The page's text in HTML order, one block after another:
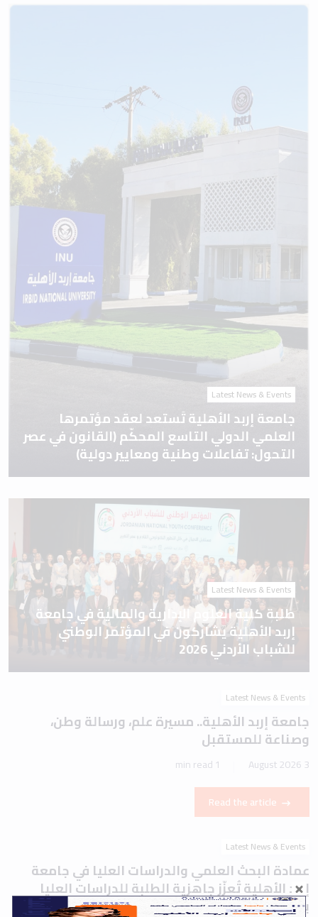
Latest News & Events
جامعة إربد الأهلية تَستعد لعقد مؤتمرها
العلمي الدولي التاسع المحكّم (القانون في عصر
التحول: تفاعلات وطنية ومعايير دولية)
Latest News & Events
طلبة كلية العلوم الإدارية والمالية في جامعة
إربد الأهلية يشاركون في المؤتمر الوطني
للشباب الأردني 2026
Latest News & Events
جامعة إربد الأهلية.. مسيرة علم، ورسالة وطن،
وصناعة للمستقبل
3 August 2026
1 min read
Read the article
Latest News & Events
عمادة البحث العلمي والدراسات العليا في جامعة
إربد الأهلية تُعزّز جاهزية الطلبة للدراسات العليا
بورشة تعريفية حول اختباري IELTS وTOEFL